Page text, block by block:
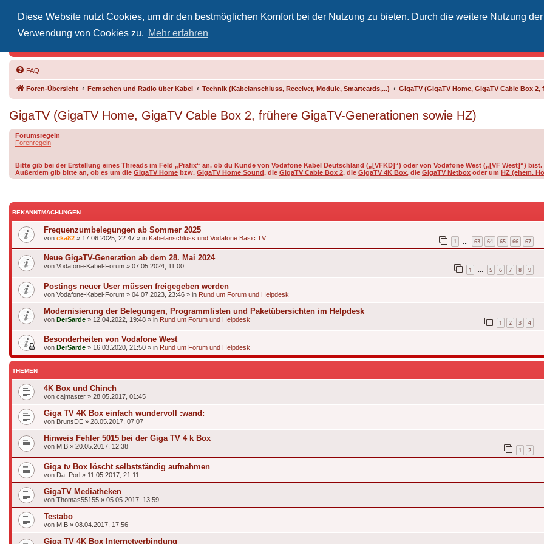
Diese Website nutzt Cookies, um dir den bestmöglichen Komfort bei der Nutzung zu bieten. Durch die weitere Nutzung
Verwendung von Cookies zu. Mehr erfahren
FAQ
Foren-Übersicht Fernsehen und Radio über Kabel Technik (Kabelanschluss, Receiver, Module, Smartcards,...) GigaTV (GigaTV Home, GigaTV Cable Box
GigaTV (GigaTV Home, GigaTV Cable Box 2, frühere GigaTV-Generationen sowie HZ)
Forumsregeln
Forenregeln
Bitte gib bei der Erstellung eines Threads im Feld „Präfix“ an, ob du Kunde von Vodafone Kabel Deutschland („[VFKD]“) oder von Vodafone West („[VF West]“) bist.
Außerdem gib bitte an, ob es um die GigaTV Home bzw. GigaTV Home Sound, die GigaTV Cable Box 2, die GigaTV 4K Box, die GigaTV Netbox oder um HZ (ehem.
BEKANNTMACHUNGEN
Frequenzumbelegungen ab Sommer 2025
von cka82 » 17.06.2025, 22:47 » in Kabelanschluss und Vodafone Basic TV 1 63 64 65 66 67
Neue GigaTV-Generation ab dem 28. Mai 2024
von Vodafone-Kabel-Forum » 07.05.2024, 11:00 1 … 5 6 7 8 9
Postings neuer User müssen freigegeben werden
von Vodafone-Kabel-Forum » 04.07.2023, 23:46 » in Rund um Forum und Helpdesk
Modernisierung der Belegungen, Programmlisten und Paketübersichten im Helpdesk
von DerSarde » 12.04.2022, 19:48 » in Rund um Forum und Helpdesk 1 2 3 4
Besonderheiten von Vodafone West
von DerSarde » 16.03.2020, 21:50 » in Rund um Forum und Helpdesk
THEMEN
4K Box und Chinch
von cajmaster » 28.05.2017, 01:45
Giga TV 4K Box einfach wundervoll :wand:
von BrunsDE » 28.05.2017, 07:07
Hinweis Fehler 5015 bei der Giga TV 4 k Box
von M.B » 20.05.2017, 12:38 1 2
Giga tv Box löscht selbstständig aufnahmen
von Da_Porl » 11.05.2017, 21:11
GigaTV Mediatheken
von Thomas55155 » 05.05.2017, 13:59
Testabo
von M.B » 08.04.2017, 17:56
Giga TV 4K Box Internetverbindung